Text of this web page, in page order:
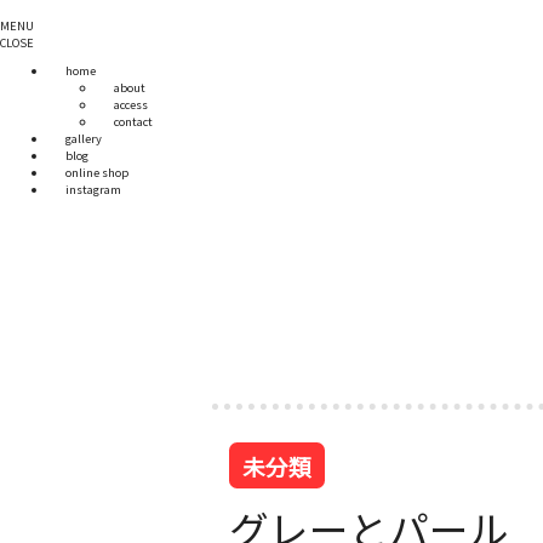
MENU
CLOSE
home
about
access
contact
gallery
blog
online shop
instagram
未分類
グレーとパール